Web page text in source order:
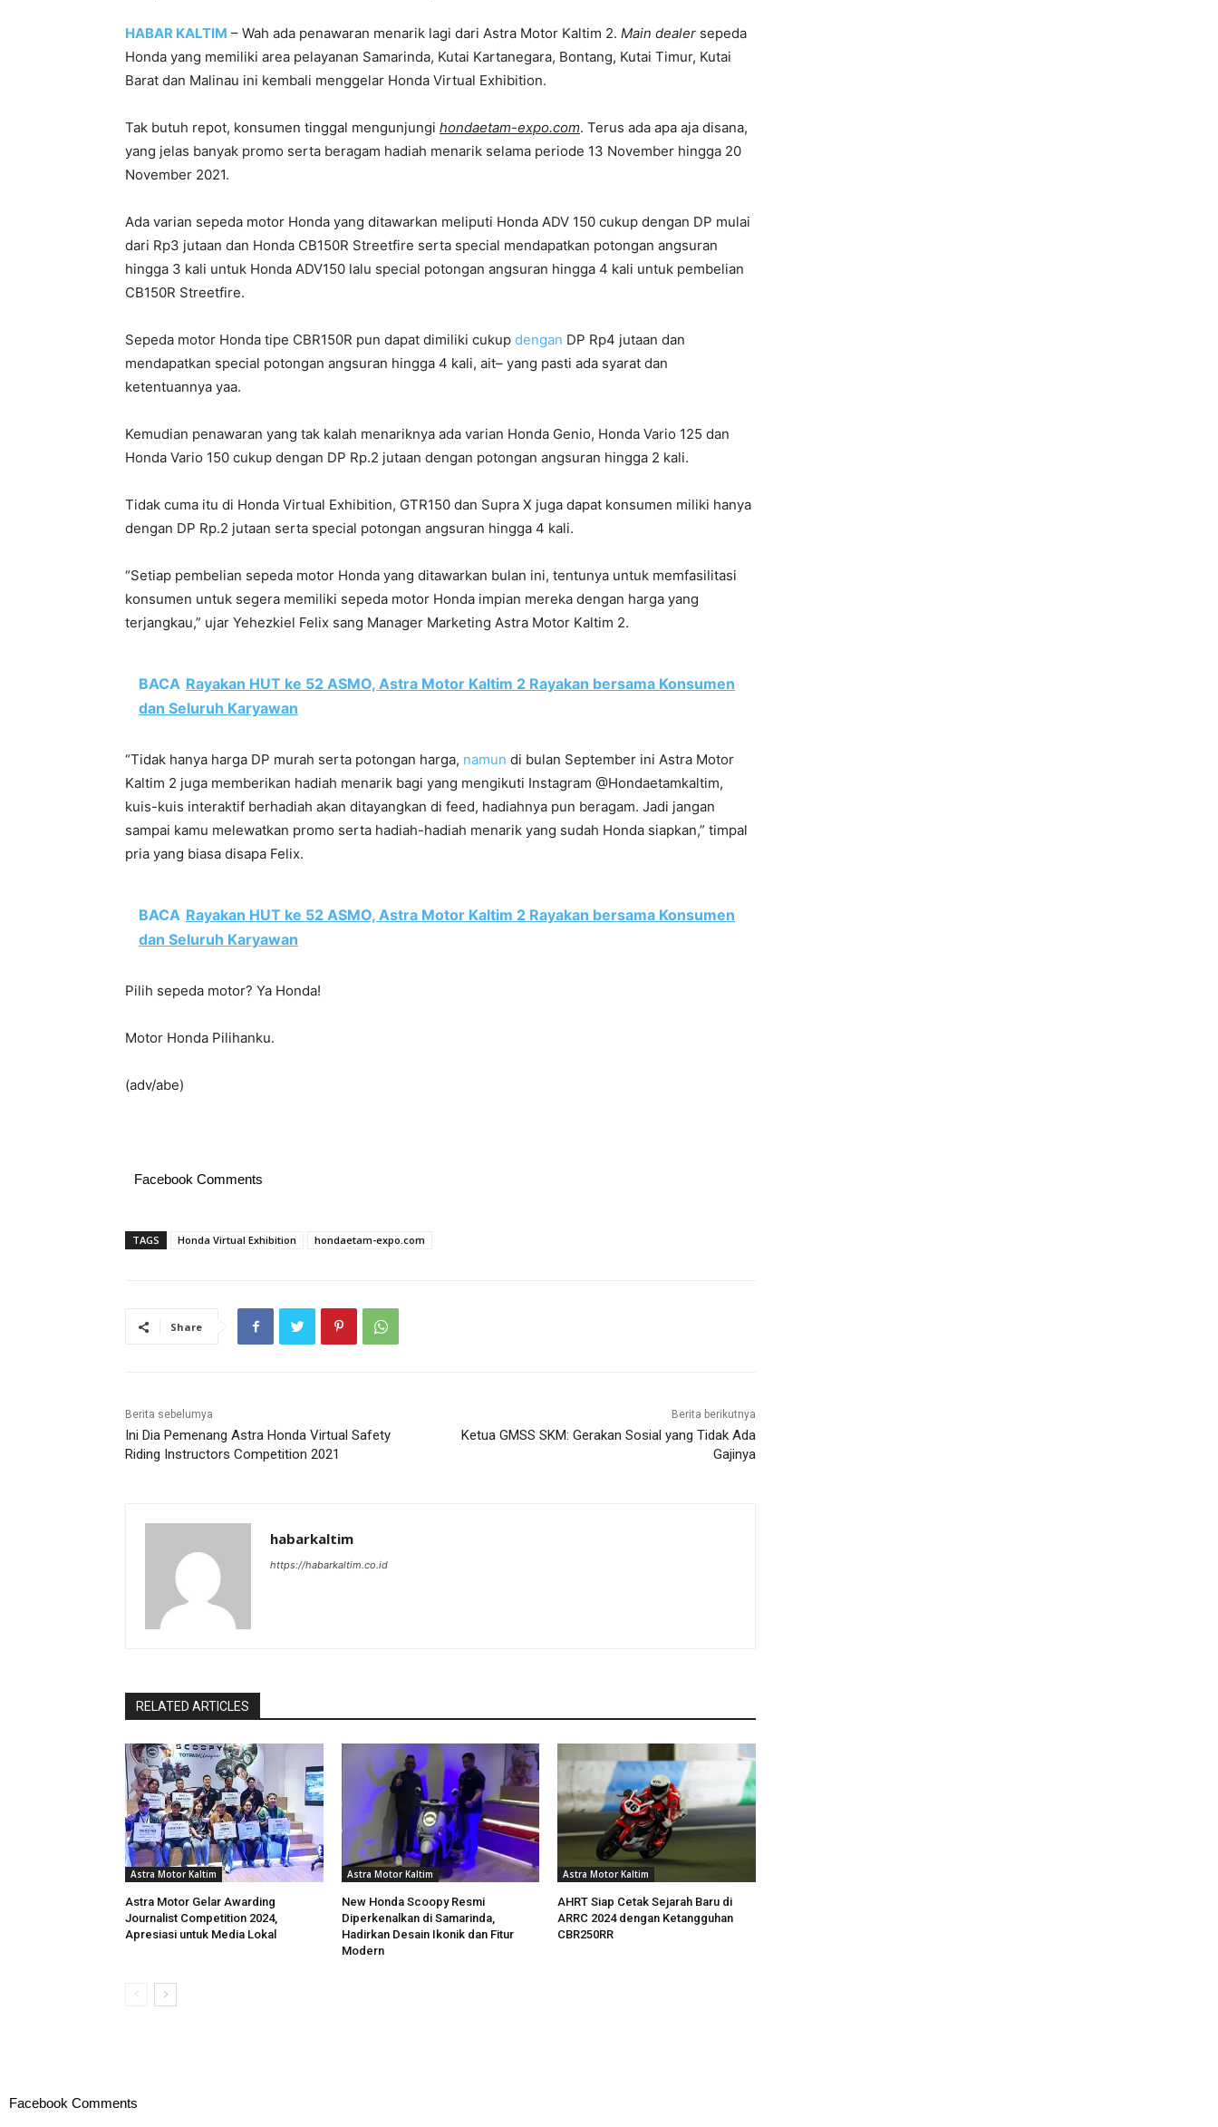
HABAR KALTIM – Wah ada penawaran menarik lagi dari Astra Motor Kaltim 2. Main dealer sepeda
Honda yang memiliki area pelayanan Samarinda, Kutai Kartanegara, Bontang, Kutai Timur, Kutai
Barat dan Malinau ini kembali menggelar Honda Virtual Exhibition.
Tak butuh repot, konsumen tinggal mengunjungi hondaetam-expo.com. Terus ada apa aja disana,
yang jelas banyak promo serta beragam hadiah menarik selama periode 13 November hingga 20
November 2021.
Ada varian sepeda motor Honda yang ditawarkan meliputi Honda ADV 150 cukup dengan DP mulai
dari Rp3 jutaan dan Honda CB150R Streetfire serta special mendapatkan potongan angsuran
hingga 3 kali untuk Honda ADV150 lalu special potongan angsuran hingga 4 kali untuk pembelian
CB150R Streetfire.
Sepeda motor Honda tipe CBR150R pun dapat dimiliki cukup dengan DP Rp4 jutaan dan
mendapatkan special potongan angsuran hingga 4 kali, ait– yang pasti ada syarat dan
ketentuannya yaa.
Kemudian penawaran yang tak kalah menariknya ada varian Honda Genio, Honda Vario 125 dan
Honda Vario 150 cukup dengan DP Rp.2 jutaan dengan potongan angsuran hingga 2 kali.
Tidak cuma itu di Honda Virtual Exhibition, GTR150 dan Supra X juga dapat konsumen miliki hanya
dengan DP Rp.2 jutaan serta special potongan angsuran hingga 4 kali.
“Setiap pembelian sepeda motor Honda yang ditawarkan bulan ini, tentunya untuk memfasilitasi
konsumen untuk segera memiliki sepeda motor Honda impian mereka dengan harga yang
terjangkau,” ujar Yehezkiel Felix sang Manager Marketing Astra Motor Kaltim 2.
BACA Rayakan HUT ke 52 ASMO, Astra Motor Kaltim 2 Rayakan bersama Konsumen
dan Seluruh Karyawan
“Tidak hanya harga DP murah serta potongan harga, namun di bulan September ini Astra Motor
Kaltim 2 juga memberikan hadiah menarik bagi yang mengikuti Instagram @Hondaetamkaltim,
kuis-kuis interaktif berhadiah akan ditayangkan di feed, hadiahnya pun beragam. Jadi jangan
sampai kamu melewatkan promo serta hadiah-hadiah menarik yang sudah Honda siapkan,” timpal
pria yang biasa disapa Felix.
BACA Rayakan HUT ke 52 ASMO, Astra Motor Kaltim 2 Rayakan bersama Konsumen
dan Seluruh Karyawan
Pilih sepeda motor? Ya Honda!
Motor Honda Pilihanku.
(adv/abe)
Facebook Comments
TAGS Honda Virtual Exhibition hondaetam-expo.com
Share
Berita sebelumya
Ini Dia Pemenang Astra Honda Virtual Safety
Riding Instructors Competition 2021
Berita berikutnya
Ketua GMSS SKM: Gerakan Sosial yang Tidak Ada
Gajinya
habarkaltim
https://habarkaltim.co.id
RELATED ARTICLES
Astra Motor Kaltim
Astra Motor Gelar Awarding
Journalist Competition 2024,
Apresiasi untuk Media Lokal
Astra Motor Kaltim
New Honda Scoopy Resmi
Diperkenalkan di Samarinda,
Hadirkan Desain Ikonik dan Fitur
Modern
Astra Motor Kaltim
AHRT Siap Cetak Sejarah Baru di
ARRC 2024 dengan Ketangguhan
CBR250RR
Facebook Comments